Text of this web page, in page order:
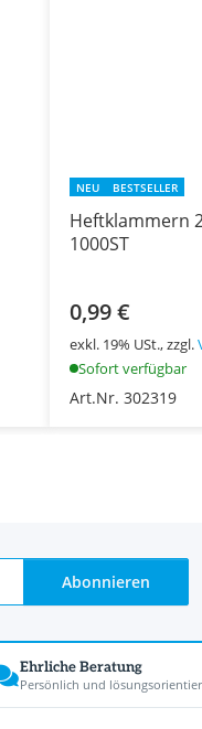
NEU BESTSELLER
Heftklammern
1000ST
0,99 €
exkl. 19% USt., zzgl.
Sofort verfügbar
Art.Nr. 302319
Abonnieren
Ehrliche Beratung
Persönlich und